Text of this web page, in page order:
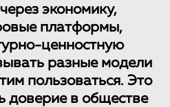
экономику,
платформы,
ценностную
разные модели
пользоваться. Это
доверие в обществе